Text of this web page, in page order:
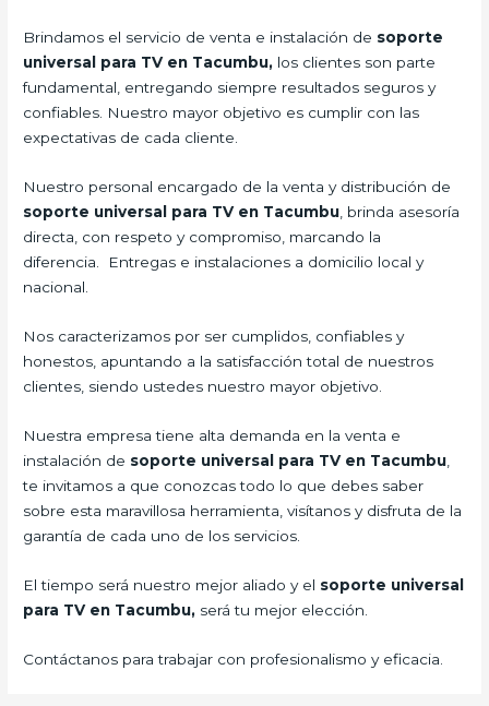
Brindamos el servicio de venta e instalación de soporte
universal para TV en Tacumbu, los clientes son parte
fundamental, entregando siempre resultados seguros y
confiables. Nuestro mayor objetivo es cumplir con las
expectativas de cada cliente.
Nuestro personal encargado de la venta y distribución de
soporte universal para TV en Tacumbu, brinda asesoría
directa, con respeto y compromiso, marcando la
diferencia. Entregas e instalaciones a domicilio local y
nacional.
Nos caracterizamos por ser cumplidos, confiables y
honestos, apuntando a la satisfacción total de nuestros
clientes, siendo ustedes nuestro mayor objetivo.
Nuestra empresa tiene alta demanda en la venta e
instalación de soporte universal para TV en Tacumbu
te invitamos a que conozcas todo lo que debes saber
sobre esta maravillosa herramienta, visítanos y disfruta de la
garantía de cada uno de los servicios.
El tiempo será nuestro mejor aliado y el soporte universal
para TV en Tacumbu, será tu mejor elección.
Contáctanos para trabajar con profesionalismo y eficacia.